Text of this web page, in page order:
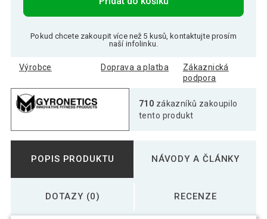
Pokud chcete zakoupit více než 5 kusů, kontaktujte prosím
naší infolinku.
Výrobce Doprava a platba
Zákaznická
podpora
710 zákazníků zakoupilo
tento produkt
POPIS PRODUKTU NÁVODY A ČLÁNKY
DOTAZY (0) RECENZE